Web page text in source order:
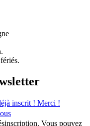
inscrit ! Merci !
Vous pouvez